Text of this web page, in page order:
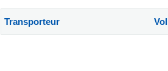
Transporteur Vol